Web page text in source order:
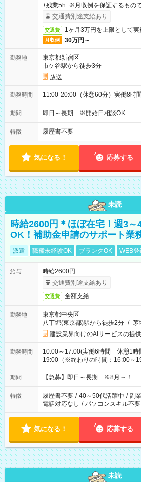
+残業5h ※月収例を保証するもの
取りサービス利用可（利用条件有）
交通費別途支給あり
交通費 1ヶ月3万円を上限として実
月収例 30万円～
勤務地
東京都新宿区
市ケ谷駅から徒歩3分
放送
勤務時間 11:00-20:00（休憩60分）実働8時
期間 即日～長期 ※開始日相談OK
特徴 履歴書不要
気になる！ 応募する
未読
時給2600円＊ほぼ在宅！週3～
OK！補助金申請のサポート業
派遣 職種未経験OK ブランクOK WEB登
給与
時給2600円
交通費別途支給あり
交通費 全額支給
勤務地
東京都中央区
八丁堀(東京都)駅から徒歩2分 / 茅
建設業界向けのAIサービスの提
勤務時間
10:00～17:00(実働6時間 休憩1時
19:00（※終わりの時間：16:00～
期間 【急募】即日～長期 ※8月～！
特徴 履歴書不要 / 40～50代活躍中 / 副
電話対応なし / パソコンスキル不要
気になる！ 応募する
未読